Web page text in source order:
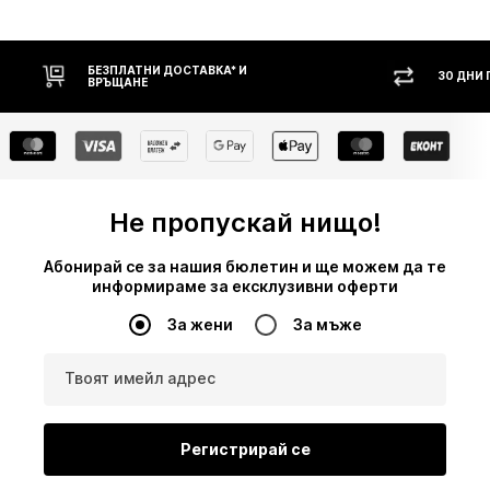
БЕЗПЛАТНИ ДОСТАВКА* И
ВРЪЩАНЕ
30 ДНИ
Не пропускай нищо!
Абонирай се за нашия бюлетин и ще можем да те
информираме за ексклузивни оферти
За жени За мъже
Твоят имейл адрес
Регистрирай се